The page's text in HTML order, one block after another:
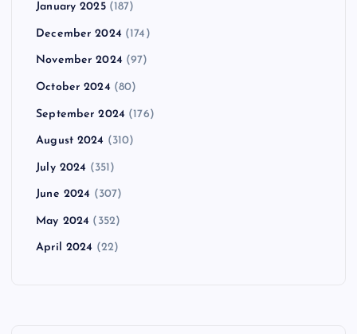
January 2025(187)
December 2024 (174)
November 2024 (97)
October 2024 (80)
September 2024 (176)
August 2024 (310)
July 2024 (351)
June 2024 (307)
May 2024 (352)
April 2024 (22)